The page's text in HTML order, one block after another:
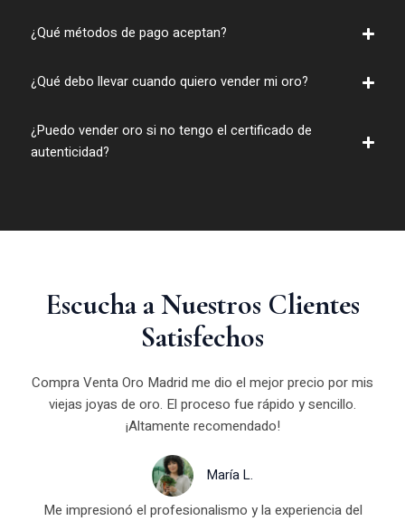
¿Qué métodos de pago aceptan?
¿Qué debo llevar cuando quiero vender mi oro?
¿Puedo vender oro si no tengo el certificado de
autenticidad?
Escucha a Nuestros Clientes
Satisfechos
Compra Venta Oro Madrid me dio el mejor precio por mis
viejas joyas de oro. El proceso fue rápido y sencillo.
¡Altamente recomendado!
María L.
Me impresionó el profesionalismo y la experiencia del